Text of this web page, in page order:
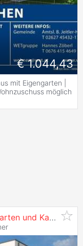
€ 1.044,43
mit Eigengarten |
möglich
gefördertes Reihenhaus mit Eigengarten und Kaufoption